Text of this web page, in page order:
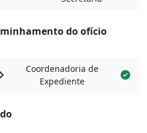
do ofício
Coordenadoria de
Expediente